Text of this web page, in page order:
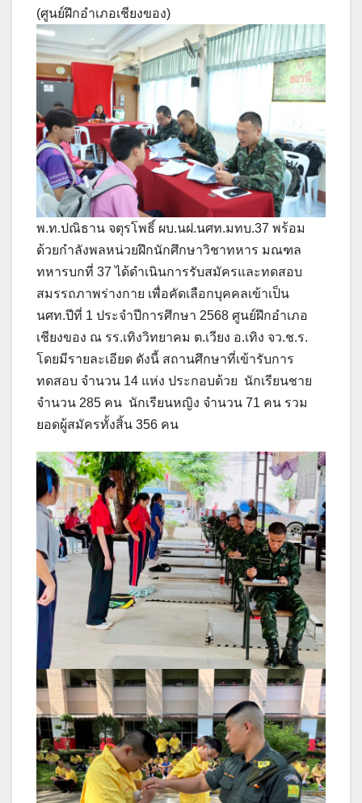
(ศูนย์ฝึกอำเภอเชียงของ)
พ.ท.ปณิธาน จตุรโพธิ์ ผบ.นฝ.นศท.มทบ.37 พร้อม
ด้วยกำลังพลหน่วยฝึกนักศึกษาวิชาทหาร มณฑล
ทหารบกที่ 37 ได้ดำเนินการรับสมัครและทดสอบ
สมรรถภาพร่างกาย เพื่อคัดเลือกบุคคลเข้าเป็น
นศท.ปีที่ 1 ประจำปีการศึกษา 2568 ศูนย์ฝึกอำเภอ
เชียงของ ณ รร.เทิงวิทยาคม ต.เวียง อ.เทิง จว.ช.ร.
โดยมีรายละเอียด ดังนี้ สถานศึกษาที่เข้ารับการ
ทดสอบ จำนวน 14 แห่ง ประกอบด้วย นักเรียนชาย
จำนวน 285 คน นักเรียนหญิง จำนวน 71 คน รวม
ยอดผู้สมัครทั้งสิ้น 356 คน